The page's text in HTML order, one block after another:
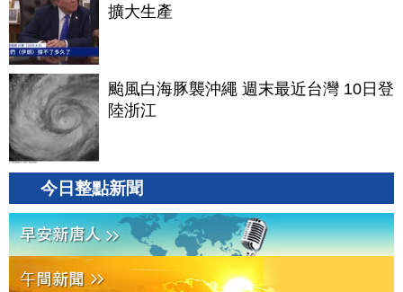
擴大生產
颱風白海豚襲沖繩 週末最近台灣 10日登
陸浙江
今日整點新聞